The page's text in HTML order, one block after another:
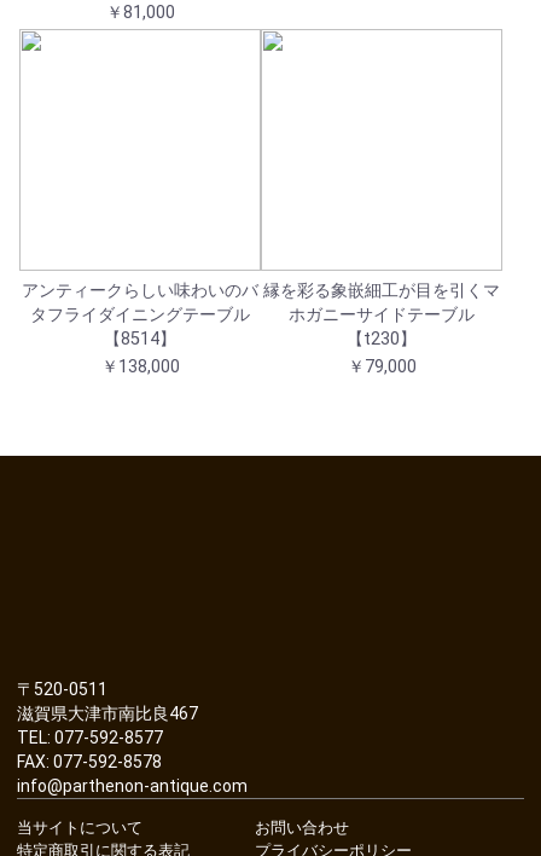
￥81,000
アンティークらしい味わいのバ
タフライダイニングテーブル
【8514】
￥138,000
縁を彩る象嵌細工が目を引くマ
ホガニーサイドテーブル
【t230】
￥79,000
〒520-0511
滋賀県大津市南比良467
TEL: 077-592-8577
FAX: 077-592-8578
info@parthenon-antique.com
当サイトについて
お問い合わせ
特定商取引に関する表記
プライバシーポリシー